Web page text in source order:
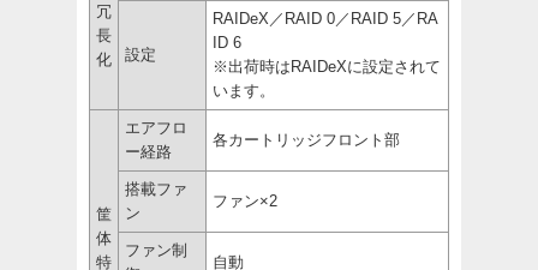
冗
長
化
設定
RAIDeX／RAID 0／RAID 5／RA
ID 6
※出荷時はRAIDeXに設定されて
います。
筐
体
特
エアフロ
ー経路
各カートリッジフロント部
搭載ファ
ン
ファン×2
ファン制
自動